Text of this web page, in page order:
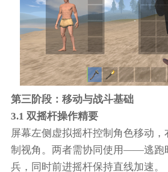
第三阶段：移动与战斗基础
3.1 双摇杆操作精要
屏幕左侧虚拟摇杆控制角色移动
制视角。两者需协同使用——逃跑
兵，同时前进摇杆保持直线加速。